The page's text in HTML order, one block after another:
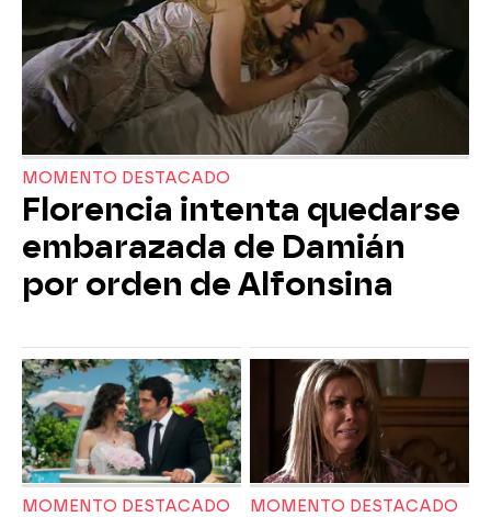
MOMENTO DESTACADO
Florencia intenta quedarse
embarazada de Damián
por orden de Alfonsina
MOMENTO DESTACADO MOMENTO DESTACADO